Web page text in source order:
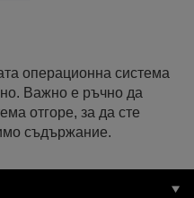
операционна система
Важно е ръчно да
отгоре, за да сте
съдържание.